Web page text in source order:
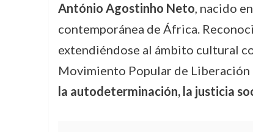
António Agostinho Neto, nacido en
contemporánea de África.
extendiéndose al ámbito cultural
Movimiento Popular de Liberación
la autodeterminación, la justicia